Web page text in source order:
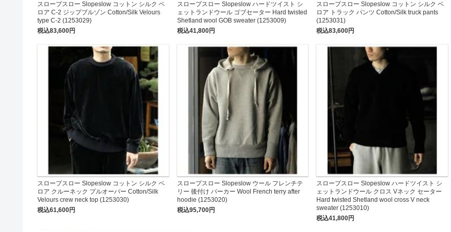
スロープスロー Slopeslow コットン シルク ベ
ロア C-2 ジップブルゾン Cotton/Silk Velours
type C-2 (1253029)
税込83,600円
スロープスロー Slopeslow ハードツイスト シ
ェットランドウール ゴブセーター Hard twisted
Shetland wool GOB sweater (1253009)
税込41,800円
スロープスロー Slopeslow コットン シルク ベ
ロア トラック パンツ Cotton/Silk truck pants
(1253031)
税込83,600円
スロープスロー Slopeslow コットン シルク ベ
ロア クルーネック プルオーバー Cotton/Silk
Velours crew neck top (1253030)
税込61,600円
スロープスロー Slopeslow ウール フレンチテ
リー 後付け パーカー Wool French terry after
hoodie (1253020)
税込95,700円
スロープスロー Slopeslow ハードツイスト シ
ェットランドウール クロス Vネック セーター
Hard twisted Shetland wool cross V neck
sweater (1253010)
税込41,800円